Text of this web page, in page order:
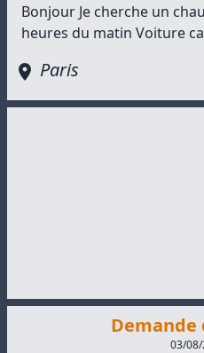
Bonjour Je cherche un
heures du matin Voiture
Paris
Demande
03/